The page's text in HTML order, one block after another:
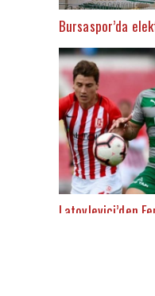
Bursaspor’da
Latovlevici’den